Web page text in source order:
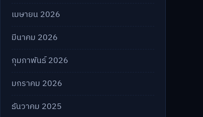
เมษายน 2026
มีนาคม 2026
กุมภาพันธ์ 2026
มกราคม 2026
ธันวาคม 2025